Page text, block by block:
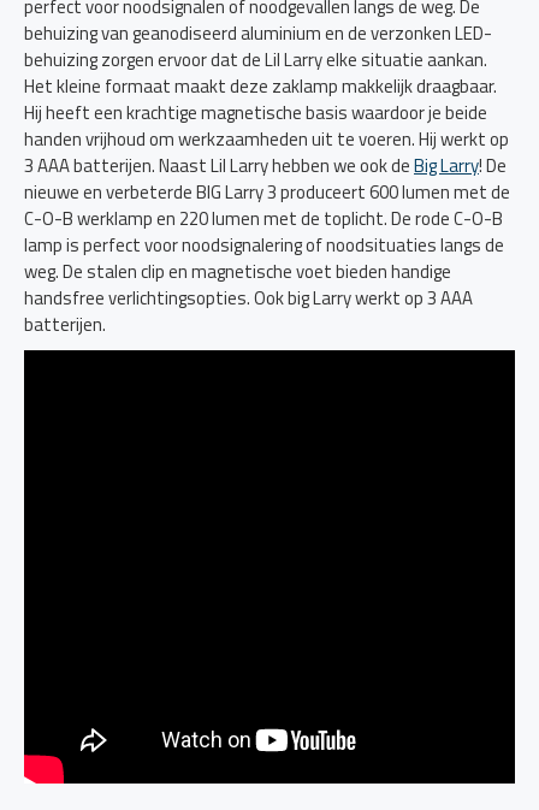
perfect voor noodsignalen of noodgevallen langs de weg. De
behuizing van geanodiseerd aluminium en de verzonken LED-
behuizing zorgen ervoor dat de Lil Larry elke situatie aankan.
Het kleine formaat maakt deze zaklamp makkelijk draagbaar.
Hij heeft een krachtige magnetische basis waardoor je beide
handen vrijhoud om werkzaamheden uit te voeren. Hij werkt op
3 AAA batterijen. Naast Lil Larry hebben we ook deBig Larry! De
nieuwe en verbeterde BIG Larry 3 produceert 600 lumen met de
C-O-B werklamp en 220 lumen met de toplicht. De rode C-O-B
lamp is perfect voor noodsignalering of noodsituaties langs de
weg. De stalen clip en magnetische voet bieden handige
handsfree verlichtingsopties. Ook big Larry werkt op 3 AAA
batterijen.